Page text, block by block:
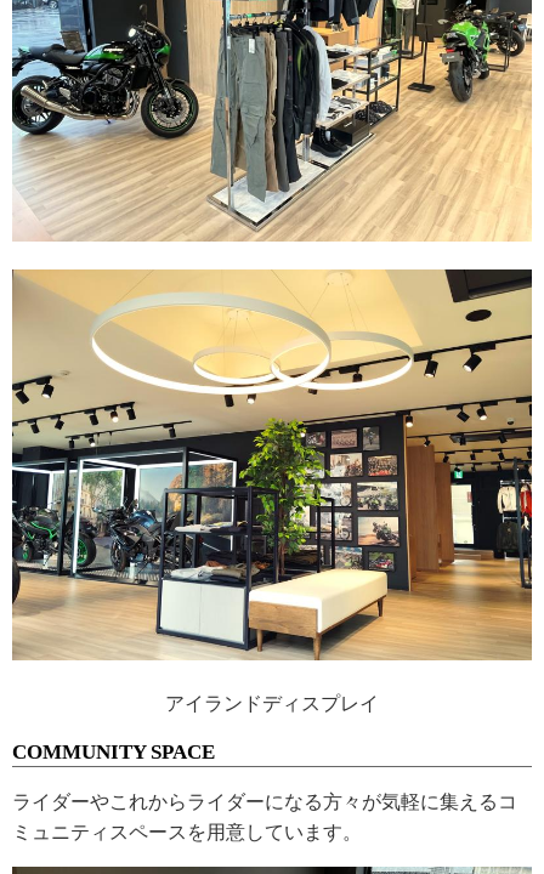
アイランドディスプレイ
COMMUNITY SPACE
ライダーやこれからライダーになる方々が気軽に集えるコ
ミュニティスペースを用意しています。